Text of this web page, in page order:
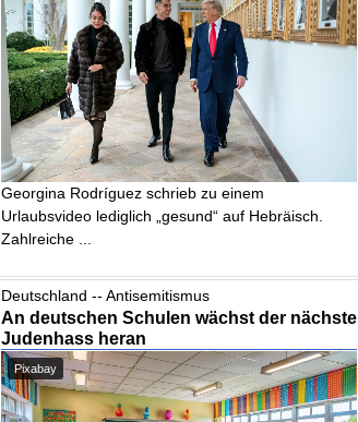
Georgina Rodríguez schrieb zu einem
Urlaubsvideo lediglich „gesund“ auf Hebräisch.
Zahlreiche ...
Deutschland -- Antisemitismus
An deutschen Schulen wächst der nächste
Judenhass heran
Pixabay